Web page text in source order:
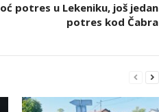
potres u Lekeniku, još jedan
potres kod Čabra